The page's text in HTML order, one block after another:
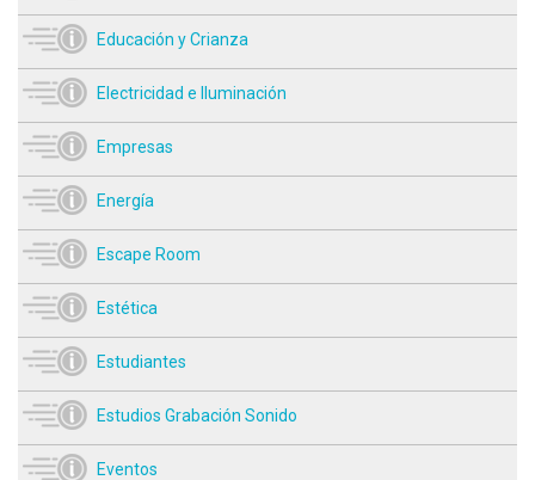
Educación y Crianza
Electricidad e Iluminación
Empresas
Energía
Escape Room
Estética
Estudiantes
Estudios Grabación Sonido
Eventos